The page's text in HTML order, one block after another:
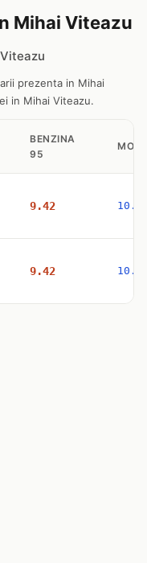
Mihai Viteazu
prezenta in Mihai
in Mihai Viteazu.
BENZINA
95
9.42
9.42